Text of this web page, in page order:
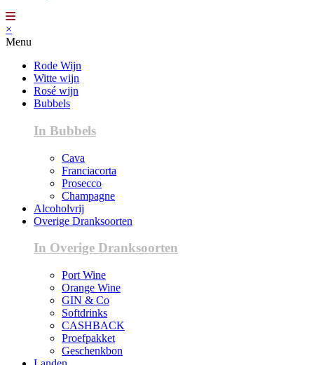
×
Menu
Rode Wijn
Witte wijn
Rosé wijn
Bubbels
In Bubbels
Cava
Franciacorta
Prosecco
Champagne
Alcoholvrij
Overige Dranksoorten
In Overige Dranksoorten
Port Wine
Orange Wine
GIN & Co
Softdrinks
CASHBACK
Proefpakket
Geschenkbon